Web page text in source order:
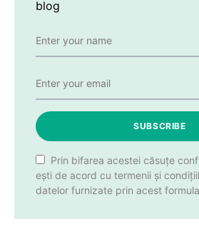
blog
SUBSCRIBE
Prin bifarea acestei căsuțe
ești de acord cu termenii și
datelor furnizate prin acest